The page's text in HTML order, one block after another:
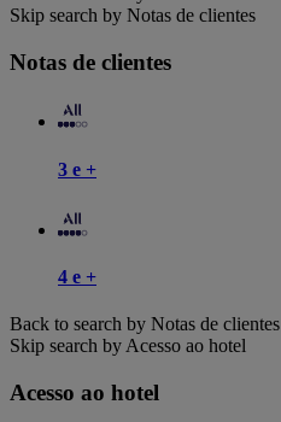
Skip search by Notas de clientes
Notas de clientes
3 e +
4 e +
Back to search by Notas de clientes
Skip search by Acesso ao hotel
Acesso ao hotel